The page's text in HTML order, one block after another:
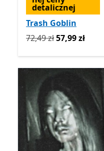
detalicznej
Trash Goblin
Pierwotnie 72,49 zł
72,49 zł57,99 zł